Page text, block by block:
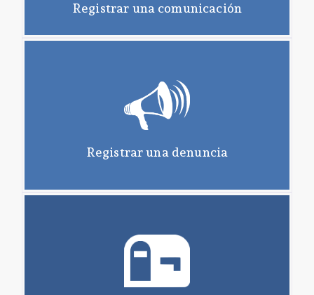
Registrar una comunicación
Registrar una denuncia